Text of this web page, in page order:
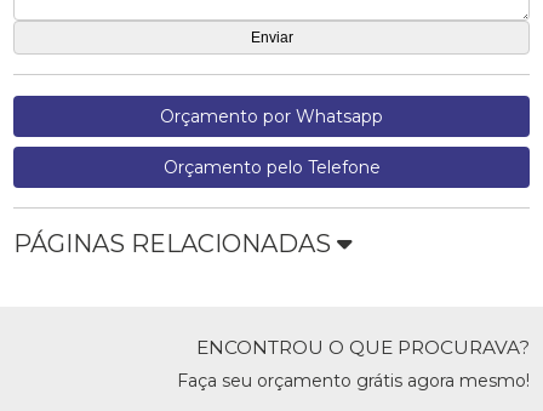
Orçamento por Whatsapp
Orçamento pelo Telefone
PÁGINAS RELACIONADAS
ENCONTROU O QUE PROCURAVA?
Faça seu orçamento grátis agora mesmo!